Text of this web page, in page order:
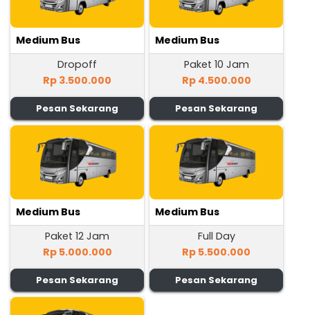
Medium Bus
Dropoff
Rp 3.500.000
Pesan Sekarang
Medium Bus
Paket 10 Jam
Rp 4.500.000
Pesan Sekarang
Medium Bus
Paket 12 Jam
Rp 5.000.000
Pesan Sekarang
Medium Bus
Full Day
Rp 5.500.000
Pesan Sekarang